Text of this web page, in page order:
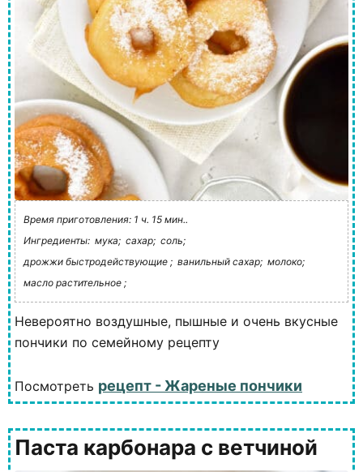
Время приготовления: 1 ч. 15 мин..
Ингредиенты: мука; сахар; соль;
дрожжи быстродействующие ; ванильный сахар; молоко;
масло растительное ;
Невероятно воздушные, пышные и очень вкусные
пончики по семейному рецепту
Посмотреть рецепт - Жареные пончики
Паста карбонара с ветчиной